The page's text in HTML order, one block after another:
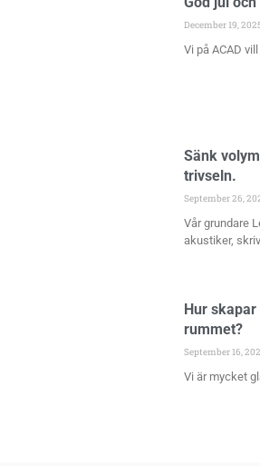
December 19,
Vi på ACAD
Sänk
trivseln.
September 26,
Vår grundare
akustiker,
Hur
rummet?
September 16,
Vi är mycket